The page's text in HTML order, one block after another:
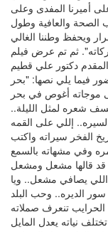
أميرنا المفدى وعلى
الصحة والعافية وطول
ويحفظ وطننا الغالي
ثم تم عرض فيلم
دكتور علي قطيم
فيما يلي نصها: "بحر
موجاته أغوص في بحر
شعره لمثل الليلة..
السيره.. إللي على القمه
الفخر سيراته واكتب
وفي مشهاته بالسمع
قد قالها مشعل ومشعل
يصافي مشعل.. ويا
الديره.. وحب البلد
الحرايب تنعرف صملاته
نياته يعدل المايل